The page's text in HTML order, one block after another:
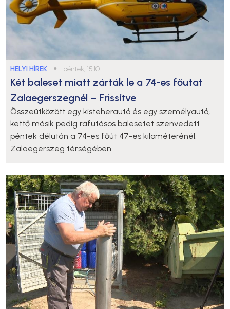
HELYI HÍREK ● péntek, 15:10
Két baleset miatt zárták le a 74-es főutat
Zalaegerszegnél – Frissítve
Összeütközött egy kisteherautó és egy személyautó,
kettő másik pedig ráfutásos balesetet szenvedett
péntek délután a 74-es főút 47-es kilométerénél,
Zalaegerszeg térségében.